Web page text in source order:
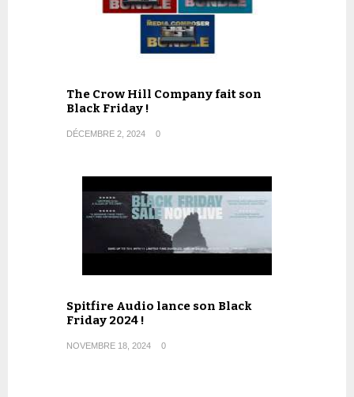
The Crow Hill Company fait son
Black Friday !
DÉCEMBRE 2, 2024 0
Spitfire Audio lance son Black
Friday 2024 !
NOVEMBRE 18, 2024 0